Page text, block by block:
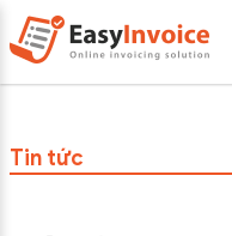
Tin tức